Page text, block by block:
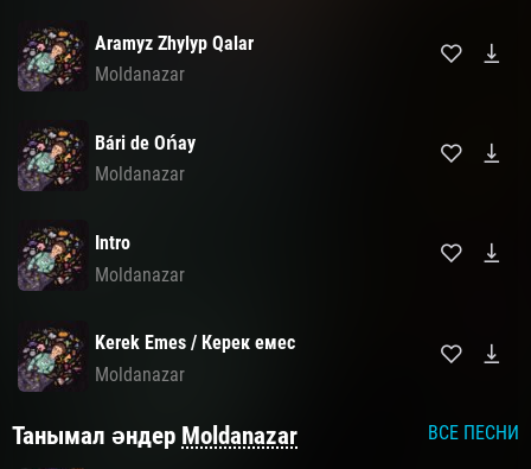
Aramyz Zhylyp Qalar
Moldanazar
Bári de Ońay
Moldanazar
Intro
Moldanazar
Kerek Emes / Керек емес
Moldanazar
Танымал әндер Moldanazar ВСЕ ПЕСНИ